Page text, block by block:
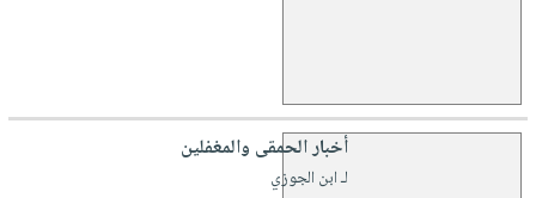
أخبار الحمقى والمغفلين
لـ ابن الجوزي